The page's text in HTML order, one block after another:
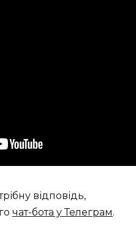
відповідь,
чат-бота у Телеграм.